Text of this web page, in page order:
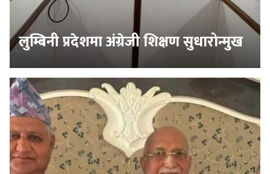
लुम्बिनी प्रदेशमा अंग्रेजी शिक्षण सुधारोन्मुख